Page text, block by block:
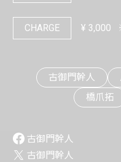
CHARGE ¥ 3,000
古御門幹人
橋爪拓
古御門幹人
古御門幹人